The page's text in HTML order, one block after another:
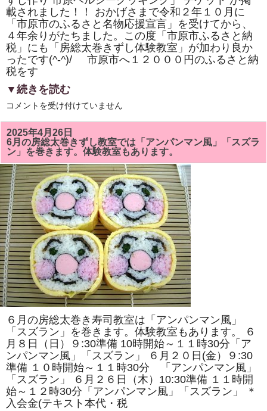
き
ま
し
た！！
は
載されました！！ おかげさまで令和２年１０月に
「市原市のふるさと名物応援宣言」を受けてから、
４年余りがたちました。この度「市原市ふるさと納
税」にも「房総太巻きずし体験教室」が加わり良か
ったです(^-^)/ 市原市へ１２０００円のふるさと納
税をす
▼続きを読む
市
市
「ふ
る
さ
と
納
税」
に
「株
式
会
社
サ
ン
パ
ー
ク・
市
原
ヘ
ル
シ
ー
ク
ッ
キ
ン
グ・
房
総
太
巻
き
寿
司
コメントを受け付けていません
2025年4月26日
6月の房総太巻きずし教室では「アンパンマン風」「スズラ
ン」を巻きます。体験教室もあります。
６月の房総太巻き寿司教室は「アンパンマン風」
「スズラン」を巻きます。体験教室もあります。 ６
月８日（日）９:30準備 10時開始～１１時30分「ア
ンパンマン風」「スズラン」 ６月２０日(金）９:30
準備 １０時開始～１１時30分 「アンパンマン風」
「スズラン」 ６月２６日（木）10:30準備 １１時開
始～１２時30分「アンパンマン風」「スズラン」 ＊
入会金(テキスト本代・税